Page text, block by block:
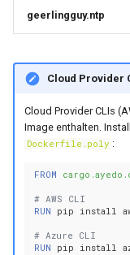
geerlingguy.ntp
Cloud Provider
Cloud Provider CLIs
Image enthalten.
Dockerfile.poly :
FROM
# AWS CLI
RUN
pip install
# Azure CLI
RUN
pip install